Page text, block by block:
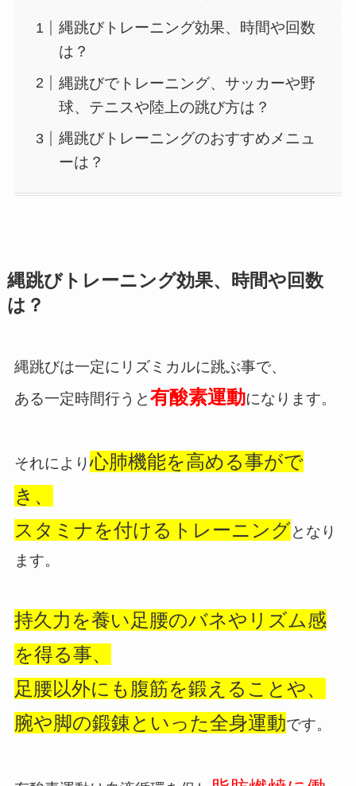
縄跳びトレーニング効果、時間や回数
は？
縄跳びでトレーニング、サッカーや野
球、テニスや陸上の跳び方は？
縄跳びトレーニングのおすすめメニュ
ーは？
縄跳びトレーニング効果、時間や回数
は？
縄跳びは一定にリズミカルに跳ぶ事で、
ある一定時間行うと有酸素運動になります。
それにより心肺機能を高める事がで
き、
スタミナを付けるトレーニングとなり
ます。
持久力を養い足腰のバネやリズム感
を得る事、
足腰以外にも腹筋を鍛えることや、
腕や脚の鍛錬といった全身運動です。